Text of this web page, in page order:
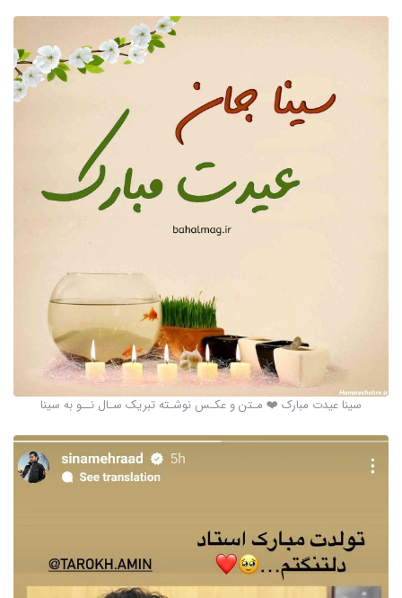
سینا عیدت مبارک ❤️ مـتن و عکـس نوشـته تبریک سـال نــو به سینا